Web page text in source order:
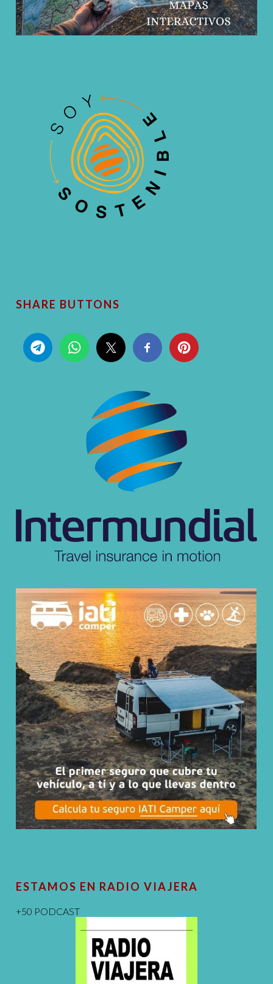
SHARE BUTTONS
ESTAMOS EN RADIO VIAJERA
+50 PODCAST